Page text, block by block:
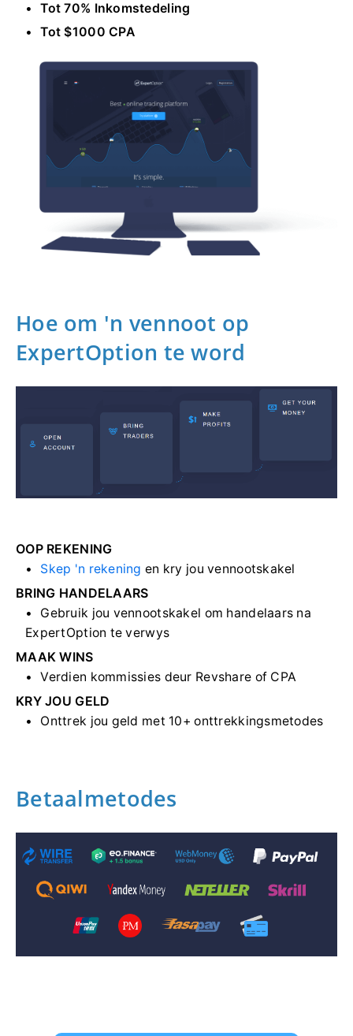
Tot 70% Inkomstedeling
Tot $1000 CPA
Hoe om 'n vennoot op
ExpertOption te word
OOP REKENING
Skep 'n rekening en kry jou vennootskakel
BRING HANDELAARS
Gebruik jou vennootskakel om handelaars na
ExpertOption te verwys
MAAK WINS
Verdien kommissies deur Revshare of CPA
KRY JOU GELD
Onttrek jou geld met 10+ onttrekkingsmetodes
Betaalmetodes